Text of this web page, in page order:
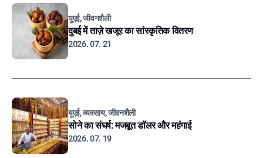
यूएई, जीवनशैली
दुबई में ताज़े खजूर का सांस्कृतिक वितरण
2026. 07. 21
यूएई, व्यवसाय, जीवनशैली
सोने का संघर्ष: मजबूत डॉलर और महंगाई
2026. 07. 19